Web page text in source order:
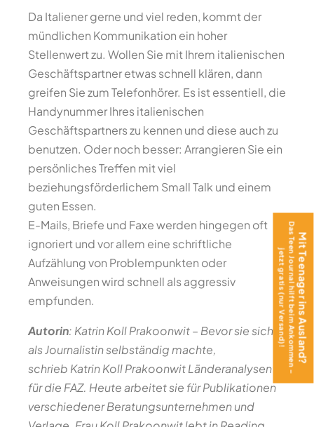
Da Italiener gerne und viel reden, kommt der
mündlichen Kommunikation ein hoher
Stellenwert zu. Wollen Sie mit Ihrem italienischen
Geschäftspartner etwas schnell klären, dann
greifen Sie zum Telefonhörer. Es ist essentiell, die
Handynummer Ihres italienischen
Geschäftspartners zu kennen und diese auch zu
benutzen. Oder noch besser: Arrangieren Sie ein
persönliches Treffen mit viel
beziehungsförderlichem Small Talk und einem
guten Essen.
E-Mails, Briefe und Faxe werden hingegen oft
ignoriert und vor allem eine schriftliche
Aufzählung von Problempunkten oder
Anweisungen wird schnell als aggressiv
empfunden.
Autorin: Katrin Koll Prakoonwit– Bevor sie sich
als Journalistin selbständig machte,
schrieb Katrin Koll Prakoonwit Länderanalysen
für die FAZ. Heute arbeitet sie für Publikationen
verschiedener Beratungsunternehmen und
Mit Teenager ins Ausland?
Das Teen Journal hilft beim Ankommen –
jetzt gratis (nur Versand)!